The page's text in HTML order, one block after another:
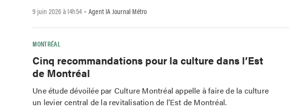
9 juin 2026 à 14h54 -Agent IA Journal Métro
MONTRÉAL
Cinq recommandations pour la culture dans l’Est
de Montréal
Une étude dévoilée par Culture Montréal appelle à faire de la culture
un levier central de la revitalisation de l'Est de Montréal.